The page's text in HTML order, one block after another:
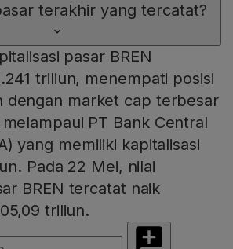
terakhir yang tercatat?
pasar BREN
triliun, menempati posisi
dengan market cap terbesar
PT Bank Central
yang memiliki kapitalisasi
Pada 22 Mei, nilai
BREN tercatat naik
triliun.